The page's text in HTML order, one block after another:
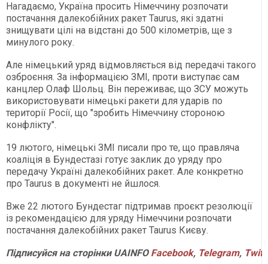
Нагадаємо, Україна просить Німеччину розпочати
постачання далекобійних ракет Taurus, які здатні
знищувати цілі на відстані до 500 кілометрів, ще з
минулого року.
Але німецький уряд відмовляється від передачі такого
озброєння. За інформацією ЗМІ, проти виступає сам
канцлер Олаф Шольц. Він переживає, що ЗСУ можуть
використовувати німецькі ракети для ударів по
території Росії, що "зробить Німеччину стороною
конфлікту".
19 лютого, німецькі ЗМІ писали про те, що правляча
коаліція в Бундестазі готує заклик до уряду про
передачу Україні далекобійних ракет. Але конкретно
про Taurus в документі не йшлося.
Вже 22 лютого Бундестаг підтримав проєкт резолюції
із рекомендацією для уряду Німеччини розпочати
постачання далекобійних ракет Taurus Києву.
Підписуйся на сторінки UAINFO Facebook, Telegram,